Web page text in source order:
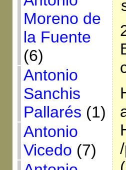
Moreno de
la Fuente
(6)
Antonio
Sanchis
Pallarés (1)
Antonio
Vicedo (7)